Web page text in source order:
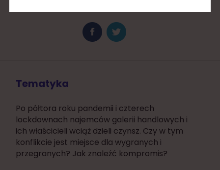
Tematyka
Po półtora roku pandemii i czterech
lockdownach najemców galerii handlowych i
ich właścicieli wciąż dzieli czynsz. Czy w tym
konflikcie jest miejsce dla wygranych i
przegranych? Jak znaleźć kompromis?